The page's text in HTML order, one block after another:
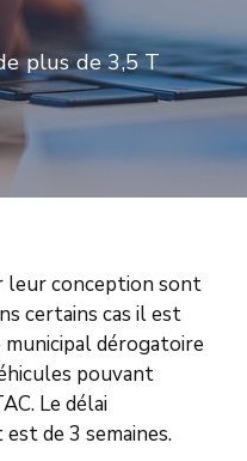
plus de 3,5 T
leur conception sont
certains cas il est
dérogatoire
pouvant
Le délai
de 3 semaines.